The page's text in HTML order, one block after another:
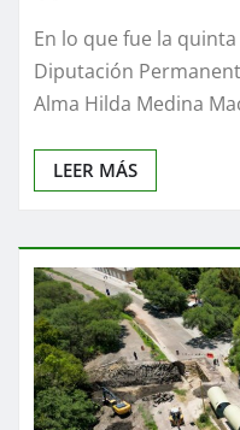
En lo que fue la
Diputación
Alma Hilda Medina
LEER MÁS